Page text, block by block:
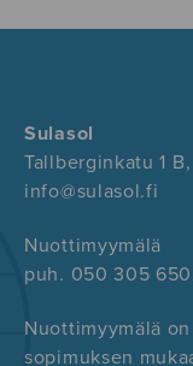
Sulasol
Tallberginkatu 1
info@sulasol.fi
Nuottimyymälä
puh. 050 305
Nuottimyymälä
sopimuksen